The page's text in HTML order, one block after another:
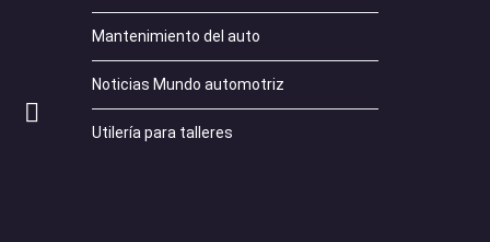
Mantenimiento del auto
Noticias Mundo automotriz
Utilería para talleres